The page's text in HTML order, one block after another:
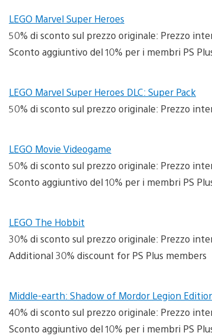
LEGO Marvel Super Heroes
50% di sconto sul prezzo originale: Prezzo
Sconto aggiuntivo del 10% per i membri PS
LEGO Marvel Super Heroes DLC: Super Pack
50% di sconto sul prezzo originale: Prezzo
LEGO Movie Videogame
50% di sconto sul prezzo originale: Prezzo
Sconto aggiuntivo del 10% per i membri PS
LEGO The Hobbit
30% di sconto sul prezzo originale: Prezzo
Additional 30% discount for PS Plus members
Middle-earth: Shadow of Mordor Legion
40% di sconto sul prezzo originale: Prezzo
Sconto aggiuntivo del 10% per i membri PS